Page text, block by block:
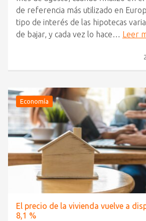
de referencia más utilizado en
tipo de interés de las hipotecas
de bajar, y cada vez lo hace…
Leer
Economía
El precio de la vivienda vuelve a
8,1 %